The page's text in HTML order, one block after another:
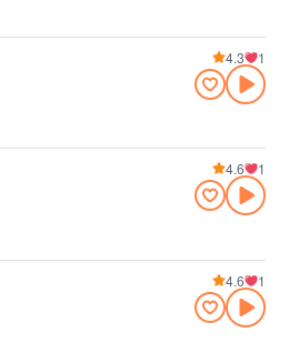
4.3 1
4.6 1
4.6 1